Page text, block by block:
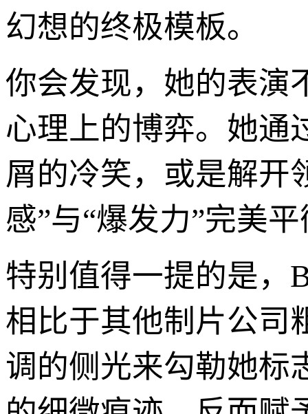
幻想的终极模板。
你会发现，她的表演
心理上的博弈。她
屑的冷笑，或是解开
感”与“爆发力”完美
特别值得一提的是，
相比于其他制片公司
调的侧光来勾勒她标